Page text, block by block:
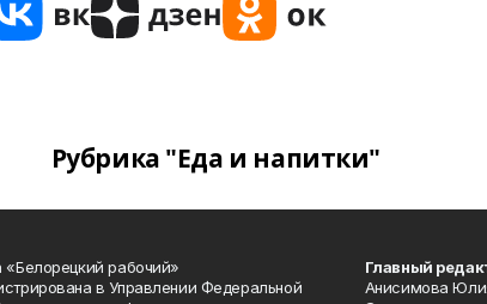
Рубрика "Еда и напитки"
«Белорецкий рабочий»
в Управлении Федеральной
Главный
Анисимова